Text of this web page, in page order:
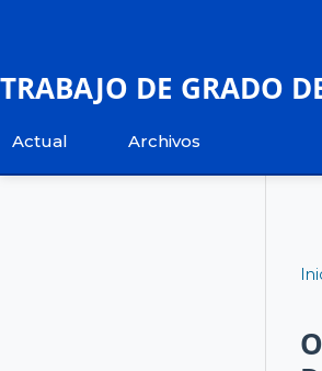
TRABAJO DE GRADO
Actual Archivos